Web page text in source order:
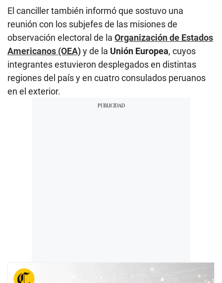
El canciller también informó que sostuvo una
reunión con los subjefes de las misiones de
observación electoral de la Organización de Estados
Americanos (OEA)y de la Unión Europea, cuyos
integrantes estuvieron desplegados en distintas
regiones del país y en cuatro consulados peruanos
en el exterior.